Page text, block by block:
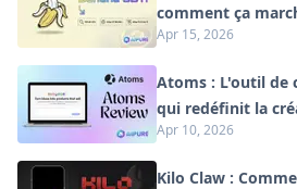
comment ça
l'utiliser en 2026
Apr 15, 2026
Atoms : L'outil de
qui redéfinit la
2026
Apr 10, 2026
Kilo Claw :